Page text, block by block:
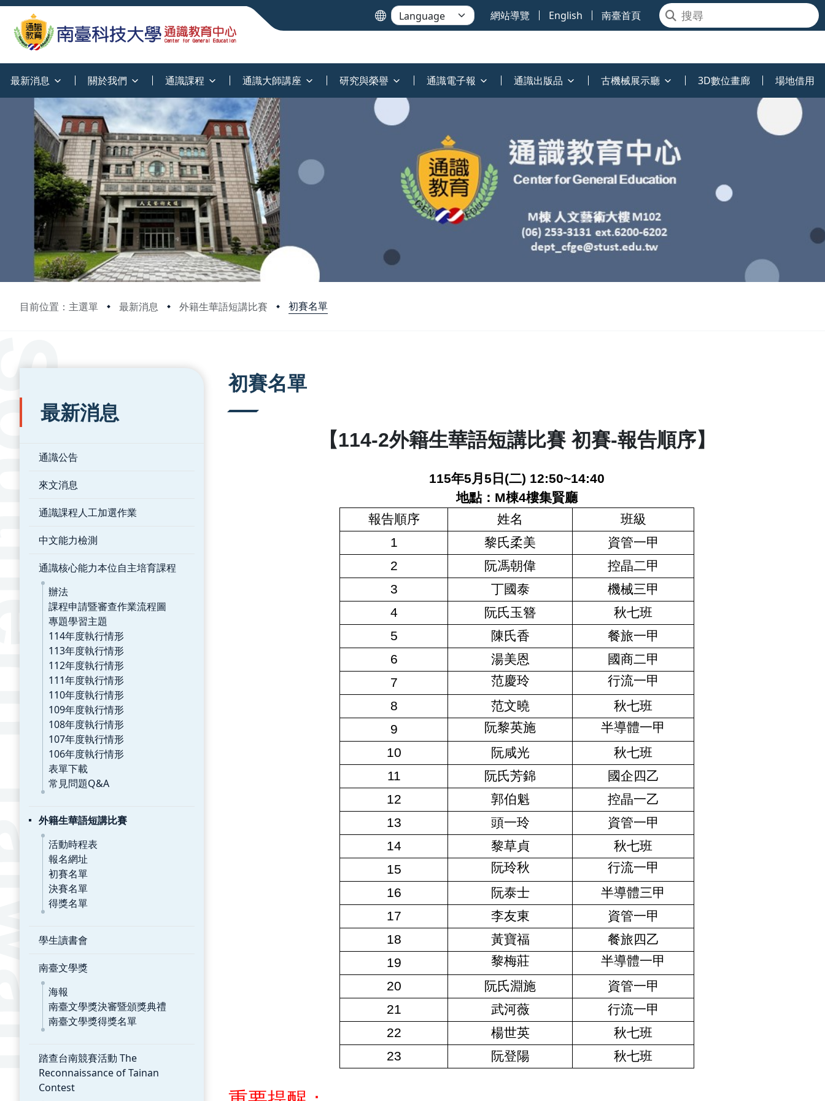
網站導覽 English 南臺首頁
最新消息 關於我們 通識課程 通識大師講座 研究與榮譽 通識電子報 通識出版品 古機械展示廳 3D數位畫廊 場地借用
目前位置：主選單 最新消息 外籍生華語短講比賽 初賽名單
:::
最新消息
通識公告
來文消息
通識課程人工加選作業
中文能力檢測
通識核心能力本位自主培育課程
辦法
課程申請暨審查作業流程圖
專題學習主題
114年度執行情形
113年度執行情形
112年度執行情形
111年度執行情形
110年度執行情形
109年度執行情形
108年度執行情形
107年度執行情形
106年度執行情形
表單下載
常見問題Q&A
外籍生華語短講比賽
活動時程表
報名網址
初賽名單
決賽名單
得獎名單
學生讀書會
南臺文學獎
海報
南臺文學獎決審暨頒獎典禮
南臺文學獎得獎名單
踏查台南競賽活動 The
Reconnaissance of Tainan
Contest
初賽名單
【114-2外籍生華語短講比賽 初賽-報告順序】
115年5月 5 日 (二) 12:50~14:40
地點： M棟4樓集賢廳
報告順序
姓名
班級
1
黎氏柔美
資管一甲
2
阮馮朝偉
控晶二甲
3
丁國泰
機械三甲
4
阮氏玉簪
秋七班
5
陳氏香
餐旅一甲
6
湯美恩
國商二甲
7
范慶玲
行流一甲
8
范文曉
秋七班
9
阮黎英施
半導體一甲
10
阮咸光
秋七班
11
阮氏芳錦
國企四乙
12
郭伯魁
控晶一乙
13
頭一玲
資管一甲
14
黎草貞
秋七班
15
阮玲秋
行流一甲
16
阮泰士
半導體三甲
17
李友東
資管一甲
18
黃寶福
餐旅四乙
19
黎梅莊
半導體一甲
20
阮氏淵施
資管一甲
21
武河薇
行流一甲
22
楊世英
秋七班
23
阮登陽 秋七班